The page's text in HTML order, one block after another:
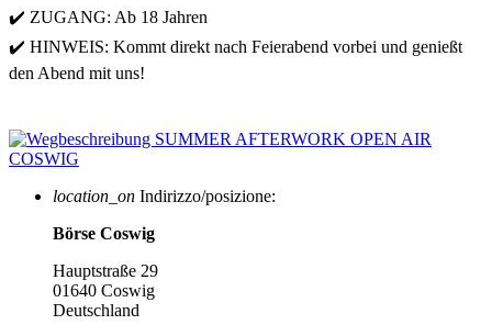
✔️ ZUGANG: Ab 18 Jahren
✔️ HINWEIS: Kommt direkt nach Feierabend vorbei und genießt
den Abend mit uns!
location_on Indirizzo/posizione:
Börse Coswig
Hauptstraße 29
01640 Coswig
Deutschland